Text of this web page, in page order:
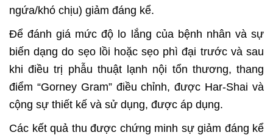
ngứa/khó chịu) giảm đáng kể.
Để đánh giá mức độ lo lắng của bệnh nhân và sự
biến dạng do sẹo lồi hoặc sẹo phì đại trước và sau
khi điều trị phẫu thuật lạnh nội tổn thương, thang
điểm “Gorney Gram” điều chỉnh, được Har-Shai và
cộng sự thiết kế và sử dụng, được áp dụng.
Các kết quả thu được chứng minh sự giảm đáng kể